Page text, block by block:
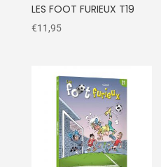
LES FOOT FURIEUX T19
€11,95